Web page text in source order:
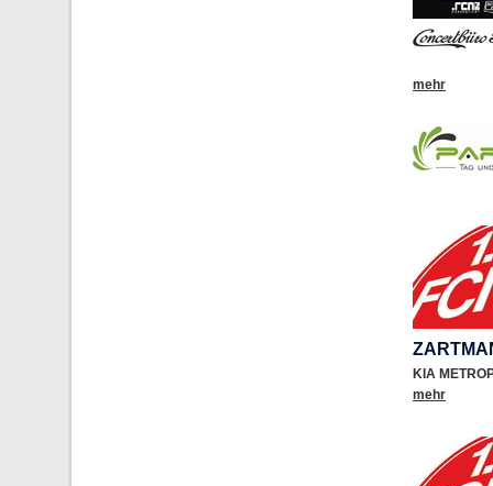
mehr
KIA
mehr